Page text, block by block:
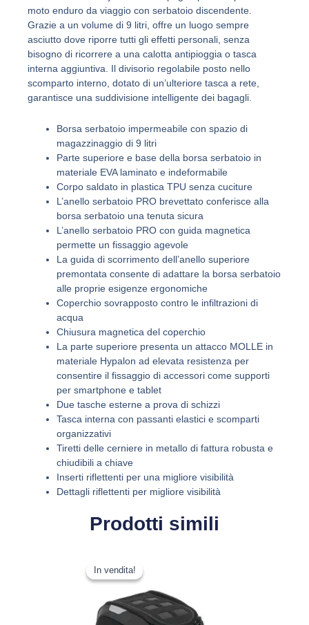
moto enduro da viaggio con serbatoio discendente.
Grazie a un volume di 9 litri, offre un luogo sempre
asciutto dove riporre tutti gli effetti personali, senza
bisogno di ricorrere a una calotta antipioggia o tasca
interna aggiuntiva. Il divisorio regolabile posto nello
scomparto interno, dotato di un’ulteriore tasca a rete,
garantisce una suddivisione intelligente dei bagagli.
Borsa serbatoio impermeabile con spazio di
magazzinaggio di 9 litri
Parte superiore e base della borsa serbatoio in
materiale EVA laminato e indeformabile
Corpo saldato in plastica TPU senza cuciture
L’anello serbatoio PRO brevettato conferisce alla
borsa serbatoio una tenuta sicura
L’anello serbatoio PRO con guida magnetica
permette un fissaggio agevole
La guida di scorrimento dell’anello superiore
premontata consente di adattare la borsa serbatoio
alle proprie esigenze ergonomiche
Coperchio sovrapposto contro le infiltrazioni di
acqua
Chiusura magnetica del coperchio
La parte superiore presenta un attacco MOLLE in
materiale Hypalon ad elevata resistenza per
consentire il fissaggio di accessori come supporti
per smartphone e tablet
Due tasche esterne a prova di schizzi
Tasca interna con passanti elastici e scomparti
organizzativi
Tiretti delle cerniere in metallo di fattura robusta e
chiudibili a chiave
Inserti riflettenti per una migliore visibilità
Dettagli riflettenti per migliore visibilità
Prodotti simili
In vendita!
In vendita!
prezzo
originale
era:
120,00 €.
è:
94,80 €.